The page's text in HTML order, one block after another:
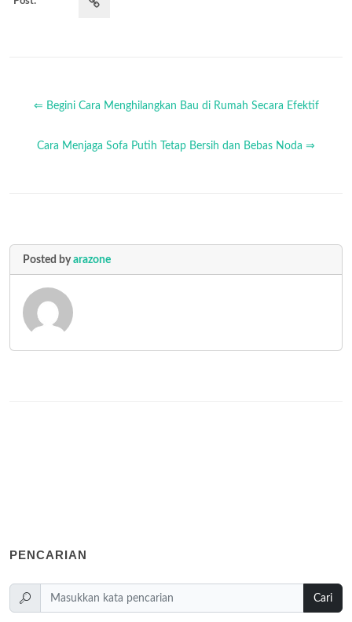
⇐ Begini Cara Menghilangkan Bau di Rumah Secara Efektif
Cara Menjaga Sofa Putih Tetap Bersih dan Bebas Noda ⇒
Posted byarazone
PENCARIAN
Cari